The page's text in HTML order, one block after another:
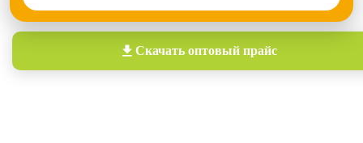
Скачать оптовый прайс